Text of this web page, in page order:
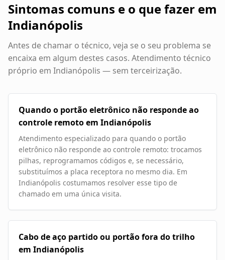
Sintomas comuns e o que fazer em
Indianópolis
Antes de chamar o técnico, veja se o seu problema se
encaixa em algum destes casos. Atendimento técnico
próprio em Indianópolis — sem terceirização.
Quando o portão eletrônico não responde ao
controle remoto em Indianópolis
Atendimento especializado para quando o portão
eletrônico não responde ao controle remoto: trocamos
pilhas, reprogramamos códigos e, se necessário,
substituímos a placa receptora no mesmo dia. Em
Indianópolis costumamos resolver esse tipo de
chamado em uma única visita.
Cabo de aço partido ou portão fora do trilho
em Indianópolis